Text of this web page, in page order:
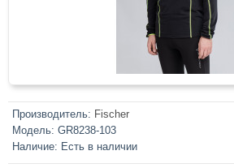
Производитель: Fischer
Модель: GR8238-103
Наличие: Есть в наличии